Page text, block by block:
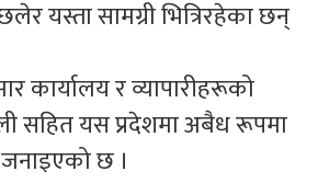
यस्ता सामग्री भित्रिरहेका छन्
कार्यालय र व्यापारीहरूको
सहित यस प्रदेशमा अबैध रूपमा
जनाइएको छ ।